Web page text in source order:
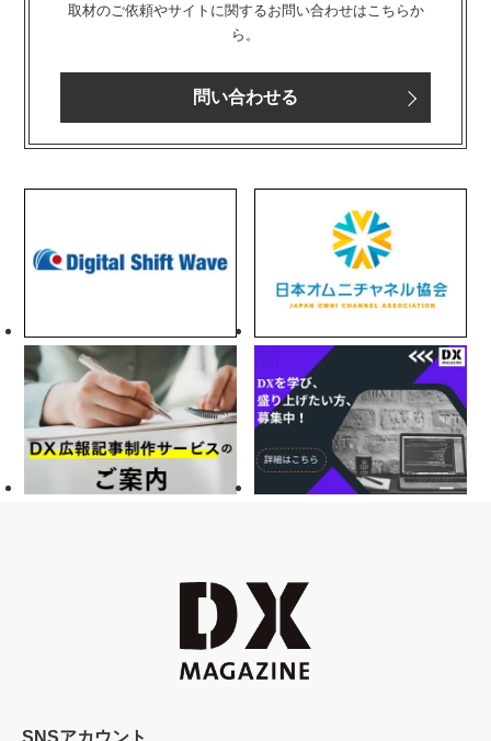
取材のご依頼やサイトに関するお問い合わせはこちらか
ら。
問い合わせる
SNSアカウント